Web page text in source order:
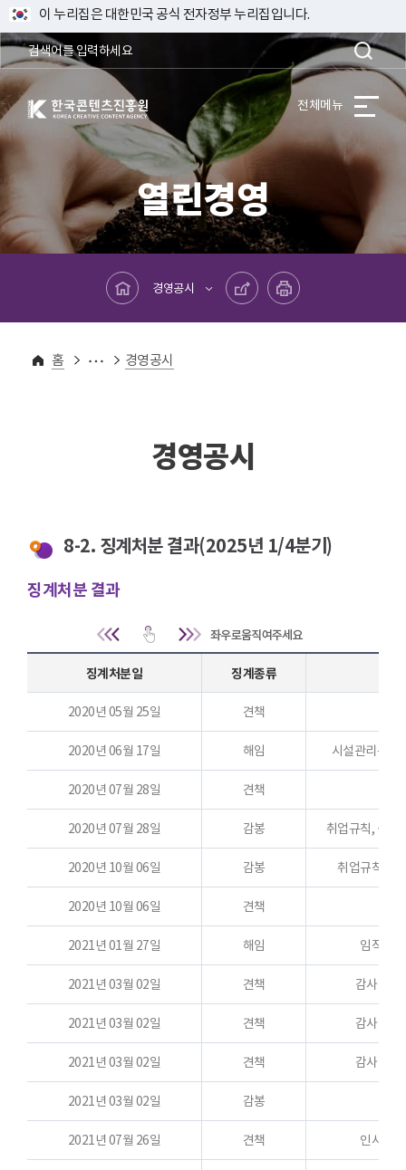
이 누리집은 대한민국 공식 전자정부 누리집입니다.
한국콘텐츠진흥원 KOREA CREATIVE CONTENT AGENCY 전체메뉴
열린경영
메인페이지로 바로가기
경영공시
공유하기 프린트하기
홈
열린경영
경영공시 경영공시
경영공시
8-2. 징계처분 결과(2025년 1/4분기)
징계처분 결과
경영공시 - 게시판 목록 | 징계처분일,징계종류,징계사유,고
징계처분일
징계종류
2020년 05월 25일 견책
2020년 06월 17일 해임 시설관리운영
2020년 07월 28일 견책
2020년 07월 28일 감봉 취업규칙, 성희
2020년 10월 06일 감봉 취업규칙, 임
2020년 10월 06일 견책
2021년 01월 27일 해임 임직원
2021년 03월 02일 견책 감사원감
2021년 03월 02일 견책 감사원감
2021년 03월 02일 견책 감사원감
2021년 03월 02일 감봉
2021년 07월 26일 견책 인사규